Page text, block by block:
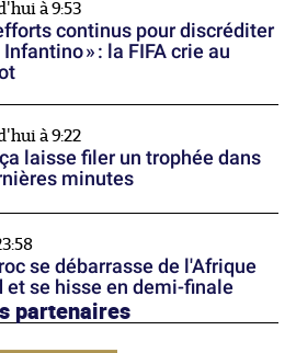
à 9:53
continus pour discréditer
» : la FIFA crie au
à 9:22
laisse filer un trophée dans
minutes
se débarrasse de l'Afrique
et se hisse en demi-finale
partenaires